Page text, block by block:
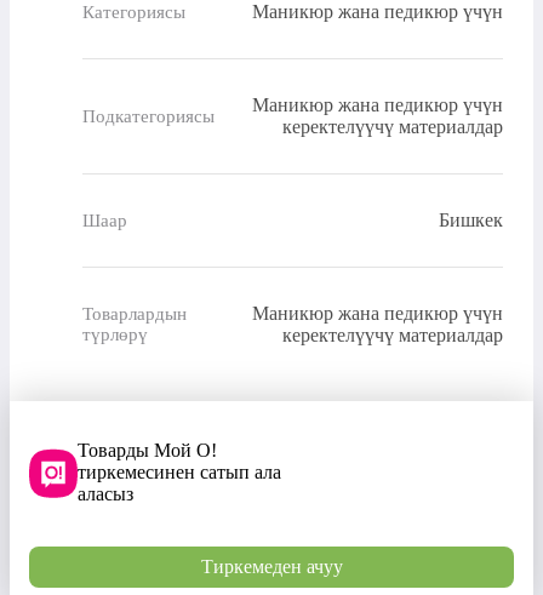
Категориясы Маникюр жана педикюр үчүн
Подкатегориясы
Маникюр жана педикюр үчүн
керектелүүчү материалдар
Шаар Бишкек
Товарлардын
түрлөрү
Маникюр жана педикюр үчүн
керектелүүчү материалдар
Товарды Мой О!
тиркемесинен сатып ала
аласыз
Тиркемеден ачуу